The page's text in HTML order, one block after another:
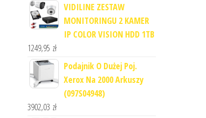
VIDILINE ZESTAW
MONITORINGU 2 KAMER
IP COLOR VISION HDD 1TB
1249,95 zł
Podajnik O Dużej Poj.
Xerox Na 2000 Arkuszy
(097S04948)
3902,03 zł